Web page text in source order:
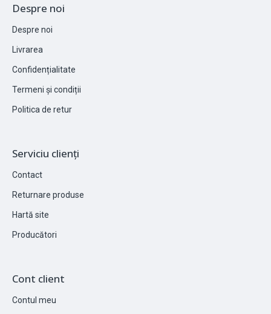
Despre noi
Despre noi
Livrarea
Confidențialitate
Termeni și condiții
Politica de retur
Serviciu clienți
Contact
Returnare produse
Hartă site
Producători
Cont client
Contul meu